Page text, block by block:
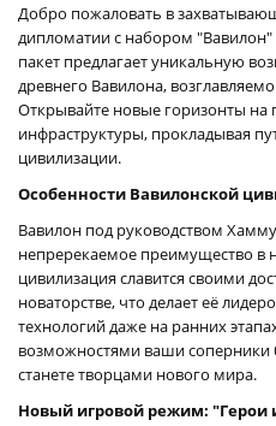
Добро пожаловать в
дипломатии с набором "Вавилон"
пакет предлагает уникальную
древнего Вавилона,
Открывайте новые горизонты на
инфраструктуры, прокладывая
цивилизации.
Особенности Вавилонской
Вавилон под руководством
непререкаемое преимущество в
цивилизация славится своими
новаторстве, что делает её
технологий даже на ранних
возможностями ваши соперники
станете творцами нового мира.
Новый игровой режим: "Герои